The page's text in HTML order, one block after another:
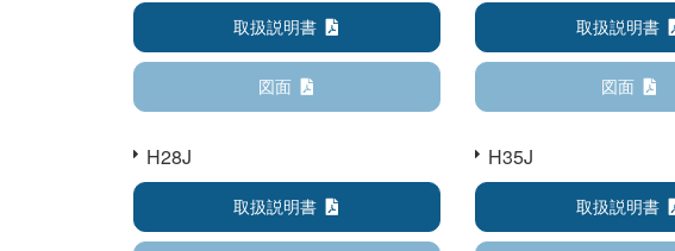
取扱説明書
図面
取扱説明書
図面
H28J
取扱説明書
H35J
取扱説明書